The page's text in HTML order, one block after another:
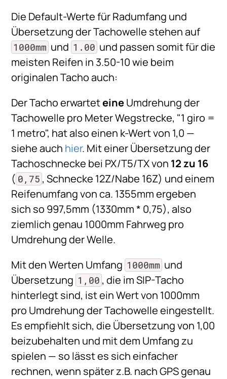
Die Default-Werte für Radumfang und
Übersetzung der Tachowelle stehen auf
1000mm und 1.00 und passen somit für die
meisten Reifen in 3.50-10 wie beim
originalen Tacho auch:
Der Tacho erwarteteineUmdrehung der
Tachowelle pro Meter Wegstrecke, "1 giro =
1 metro", hat also einen k-Wert von 1,0 —
siehe auch hier. Mit einer Übersetzung der
Tachoschnecke bei PX/T5/TX von 12 zu 16
( 0,75 , Schnecke 12Z/Nabe 16Z) und einem
Reifenumfang von ca. 1355mm ergeben
sich so 997,5mm (1330mm * 0,75), also
ziemlich genau 1000mm Fahrweg pro
Umdrehung der Welle.
Mit den Werten Umfang 1000mm und
Übersetzung 1,00 , die im SIP-Tacho
hinterlegt sind, ist ein Wert von 1000mm
pro Umdrehung der Tachowelle eingestellt.
Es empfiehlt sich, die Übersetzung von 1,00
beizubehalten und mit dem Umfang zu
spielen — so lässt es sich einfacher
rechnen, wenn später z.B. nach GPS genau